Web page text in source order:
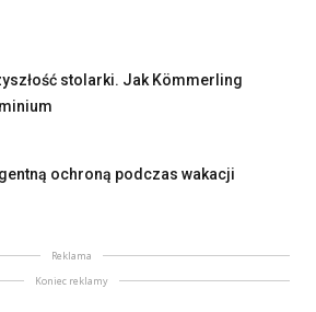
stolarki. Jak Kömmerling
ochroną podczas wakacji
Reklama
Koniec reklamy